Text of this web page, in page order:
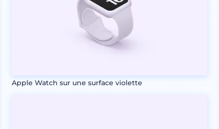
Apple Watch sur une surface violette